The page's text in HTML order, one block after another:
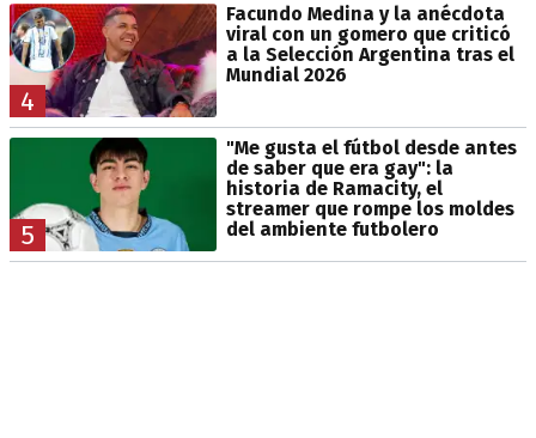
4
Facundo Medina y la anécdota
viral con un gomero que criticó
a la Selección Argentina tras el
Mundial 2026
5
"Me gusta el fútbol desde antes
de saber que era gay": la
historia de Ramacity, el
streamer que rompe los moldes
del ambiente futbolero